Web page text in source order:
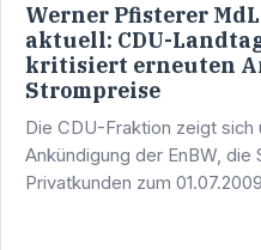
Werner Pfisterer
aktuell: CDU-
kritisiert erneuten
Strompreise
Die CDU-Fraktion zeigt sich
Ankündigung der EnBW, die
Privatkunden zum